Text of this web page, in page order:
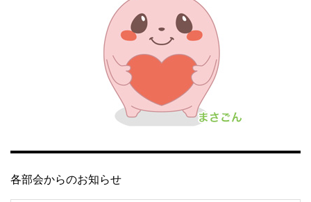
各部会からのお知らせ